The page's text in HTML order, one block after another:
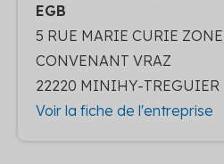
EGB
5 RUE MARIE CURIE
CONVENANT VRAZ
22220 MINIHY-TREGUIER
Voir la fiche de l'entreprise